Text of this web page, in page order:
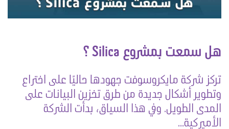
هل سمعت بمشروع Silica ؟
تركز شركة مايكروسوفت جهودها حاليًا على اختراع
وتطوير أشكال جديدة من طرق تخزين البيانات على
المدى الطويل. وفي هذا السياق، بدأت الشركة
الأميركية...